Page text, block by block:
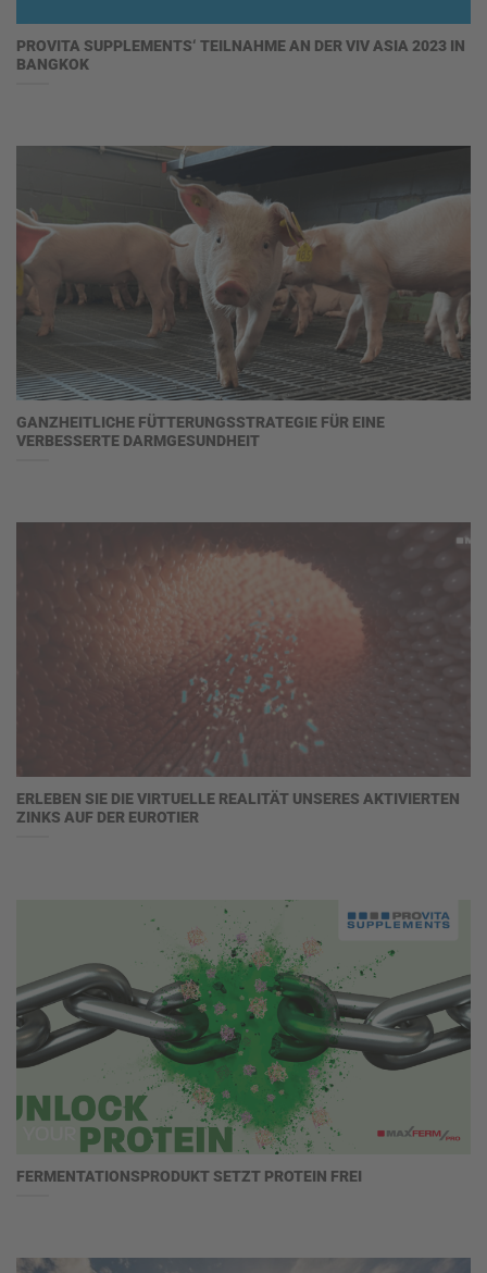
PROVITA SUPPLEMENTS‘ TEILNAHME AN DER VIV ASIA 2023 IN
BANGKOK
GANZHEITLICHE FÜTTERUNGSSTRATEGIE FÜR EINE
VERBESSERTE DARMGESUNDHEIT
ERLEBEN SIE DIE VIRTUELLE REALITÄT UNSERES AKTIVIERTEN
ZINKS AUF DER EUROTIER
FERMENTATIONSPRODUKT SETZT PROTEIN FREI